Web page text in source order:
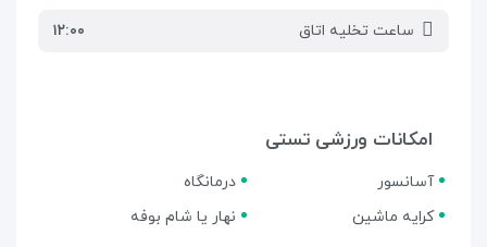
ساعت تخلیه اتاق ۱۲:۰۰
امکانات ورزشی تستی
آسانسور
درمانگاه
کرایه ماشین
نهار یا شام بوفه